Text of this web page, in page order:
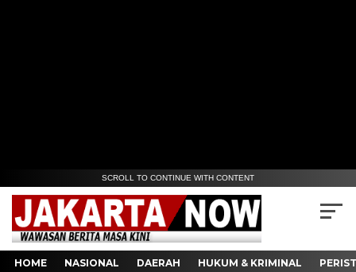
SCROLL TO CONTINUE WITH CONTENT
HOME NASIONAL DAERAH HUKUM & KRIMINAL